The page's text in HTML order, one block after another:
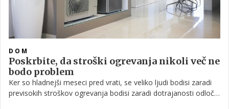
DOM
Poskrbite, da stroški ogrevanja nikoli več ne
bodo problem
Ker so hladnejši meseci pred vrati, se veliko ljudi bodisi zaradi
previsokih stroškov ogrevanja bodisi zaradi dotrajanosti odloča